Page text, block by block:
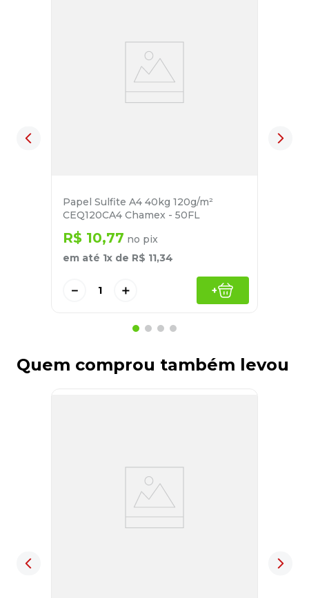
Papel Sulfite A4 40kg 120g/m²
CEQ120CA4 Chamex - 50FL
R$ 10,77 no pix
em até 1x de R$ 11,34
＋
－ +
Quem comprou também levou